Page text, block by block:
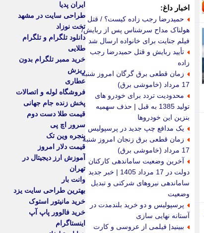
اخبار داغ:
حمیدرضا رجب زاده کیست؟ / قتل
هولناک مداح سرشناس پس از ربایش/
فیلم جنایت برای خانواده ارسال شد
تأیید ربایش و قتل حمیدرضا رجب
زاده
زمان قطعی برق گرگان امروز شنبه
17 مرداد (خاموشی برق)
محدودیت تردد برای خودرو های
تولید 1385 به قبل | حذف سهمیه
بنزین این خودروها
یک مدافع چپ جدید در پرسپولیس
زمان قطعی برق زنجان امروز شنبه
17 مرداد (خاموشی برق)
آخرین وضعیت ساماندهی کارکنان
دولت در 17 مرداد 1405 | خبر جدید
ساماندهی نیروهای شرکتی و تبدیل
وضعیت
پرسپولیس و دو خرید بلندمدت در
آستانه نهایی سازی
ببینید| فیلمی از عروسی و کارت
ایران پدیا
طراحی سایت در مشهد
تخت نوزاد
دانلود تلگرام و تلگرام
طلایی
خرید ممبر تلگرام بدون
ریزش
عطاری
فروشگاه لوله و اتصالات
پخش زنده جام جهانی
قیمت طلا دست دوم
سرور اچ پی
پنجره وین تک
قیمت دلار امروز
آموزش ارز دیجیتال در
تهران
وانت بار
بهترین طراحی سایت یزد
خرید مانیتور استوک
خرید فالوور پاپ آپ
اینستاگرام